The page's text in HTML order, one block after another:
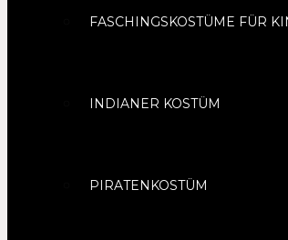
FASCHINGSKOSTÜME FÜR
INDIANER KOSTÜM
PIRATENKOSTÜM